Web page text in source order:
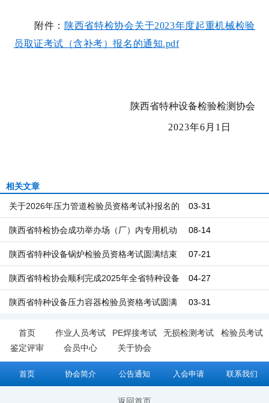
附件： 陕西省特检协会关于2023年度起重机械检验
员取证考试（含补考）报名的通知.pdf
陕西省特种设备检验检测协会
2023年6月1日
相关文章
03-31
关于2026年压力管道检验员资格考试补报名的
通知 08-14
陕西省特检协会成功举办场（厂）内专用机动
车辆检验员资格考试 07-21
陕西省特种设备锅炉检验员资格考试圆满结束
百余名考生奔赴安全监管一线 04-27
陕西省特检协会顺利完成2025年全省特种设备
压力管道检验员资格考试工作 03-31
陕西省特种设备压力容器检验员资格考试圆满
首页 作业人员考试 PE焊接考试 无损检测考试
检验员考试
鉴定评审
会员中心 关于协会
首页 协会简介 公告通知 入会申请 联系我们